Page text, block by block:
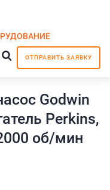
ОТПРАВИТЬ ЗАЯВКУ
Godwin
Perkins,
об/мин